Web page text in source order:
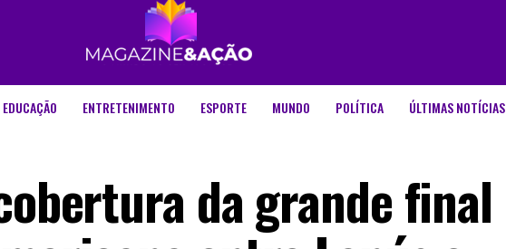
EDUCAÇÃO ENTRETENIMENTO ESPORTE MUNDO POLÍTICA ÚLTIMAS NOTÍCIAS
da grande final